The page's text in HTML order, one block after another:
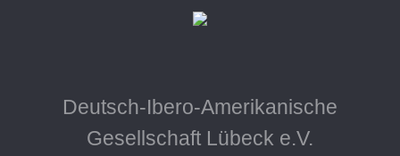
Deutsch-Ibero-Amerikanische
Gesellschaft Lübeck e.V.